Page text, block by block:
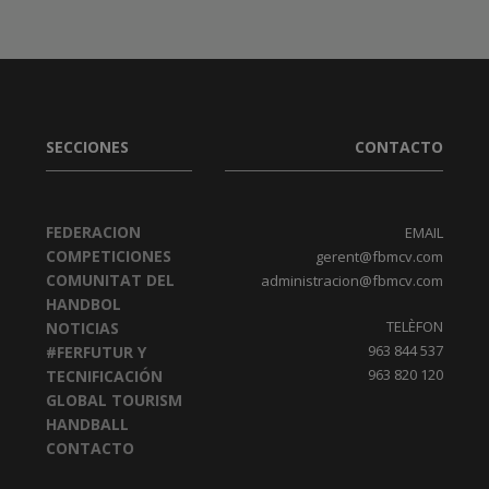
SECCIONES
FEDERACION
COMPETICIONES
COMUNITAT DEL
HANDBOL
NOTICIAS
#FERFUTUR Y
TECNIFICACIÓN
GLOBAL TOURISM
HANDBALL
CONTACTO
CONTACTO
EMAIL
gerent@fbmcv.com
administracion@fbmcv.com
TELÈFON
963 844 537
963 820 120